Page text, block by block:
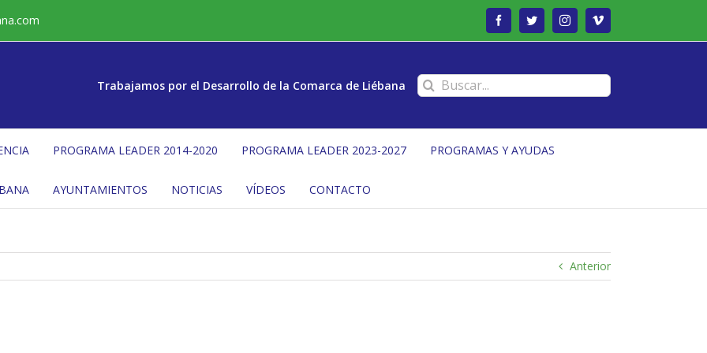
FacebookTwitterInstagramVimeo
Trabajamos por el Desarrollo de la Comarca de Liébana Buscar:
PROGRAMA LEADER 2014-2020 PROGRAMA LEADER 2023-2027 PROGRAMAS Y AYUDAS
AYUNTAMIENTOS NOTICIAS VÍDEOS CONTACTO
Anterior